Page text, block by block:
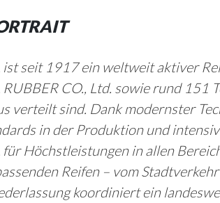
seit 1917 ein weltweit aktiver
CO., Ltd. sowie rund
verteilt sind. Dank modernster
in der Produktion und
Höchstleistungen in allen
Reifen – vom
koordiniert ein